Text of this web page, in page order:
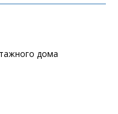
дома